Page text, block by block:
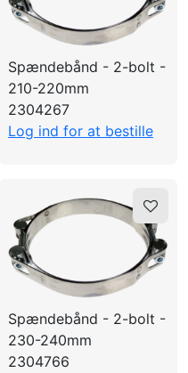
Spændebånd - 2-bolt -
210-220mm
2304267
Log ind for at bestille
Spændebånd - 2-bolt -
230-240mm
2304766